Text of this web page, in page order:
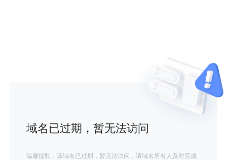
域名已过期，暂无法访问
温馨提醒：该域名已过期，暂无法访问，请域名所有人及时完成